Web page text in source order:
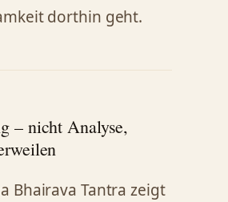
dorthin geht.
– nicht Analyse,
Bhairava Tantra zeigt